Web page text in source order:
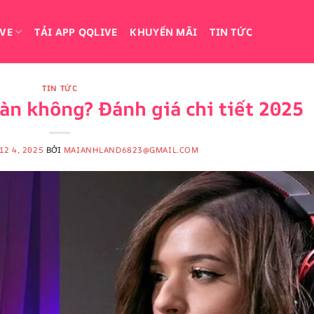
TẢI APP QQLIVE KHUYẾN MÃI TIN TỨC
TIN TỨC
không? Đánh giá chi tiết 2025
4, 2025 BỞI MAIANHLAND6823@GMAIL.COM